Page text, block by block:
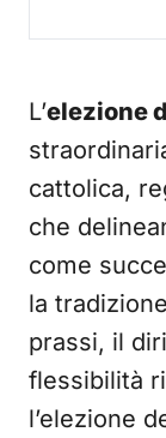
L’elezione
cattolica,
che
come
la
prassi, il
flessibilità
l’elezione